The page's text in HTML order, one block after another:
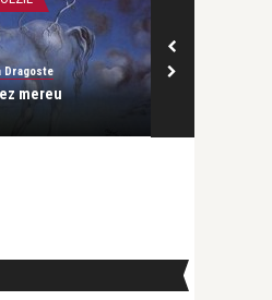
Dragoste
mereu